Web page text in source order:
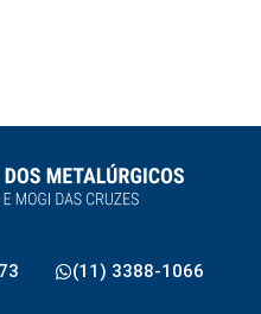
(11) 3388-1066